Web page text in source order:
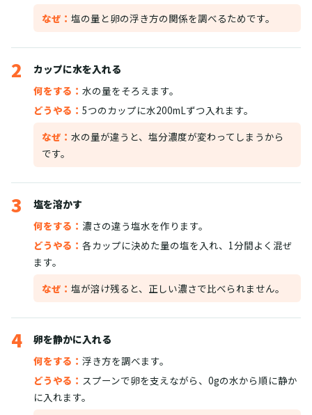
なぜ： 塩の量と卵の浮き方の関係を調べるためです。
2
カップに水を入れる
何をする： 水の量をそろえます。
どうやる： 5つのカップに水200mLずつ入れます。
なぜ： 水の量が違うと、塩分濃度が変わってしまうから
です。
3
塩を溶かす
何をする： 濃さの違う塩水を作ります。
どうやる： 各カップに決めた量の塩を入れ、1分間よく混ぜ
ます。
なぜ： 塩が溶け残ると、正しい濃さで比べられません。
4
卵を静かに入れる
何をする： 浮き方を調べます。
どうやる： スプーンで卵を支えながら、0gの水から順に静か
に入れます。